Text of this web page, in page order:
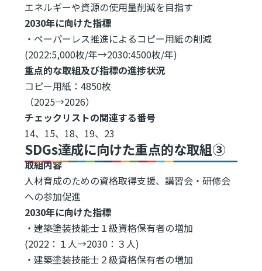
エネルギーや資源の使用量削減を目指す
2030年に向けた指標
・ペーパーレス推進によるコピー用紙の削減
(2022:5,000枚/年→2030:4500枚/年)
重点的な取組及び指標の進捗状況
コピー用紙：4850枚
（2025→2026）
チェックリストの関連する番号
14、15、18、19、23
SDGs達成に向けた重点的な取組③
取組内容
人材育成のための資格取得支援、講習会・研修会
への参加促進
2030年に向けた指標
・建築塗装技能士１級資格保有者の増加
(2022：１人→2030：３人)
・建築塗装技能士２級資格保有者の増加